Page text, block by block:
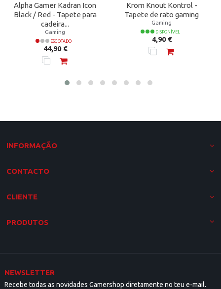
Alpha Gamer Kadran Icon
Black / Red - Tapete para
cadeira...
Gaming
ESGOTADO
Preço
44,90 €
Krom Knout Kontrol -
Tapete de rato gaming
Gaming
DISPONÍVEL
Preço
4,90 €
INFORMAÇÃO
CONTACTO
CLIENTE
PRODUTOS
NEWSLETTER
Recebe todas as novidades Gamershop diretamente no teu e-mail.